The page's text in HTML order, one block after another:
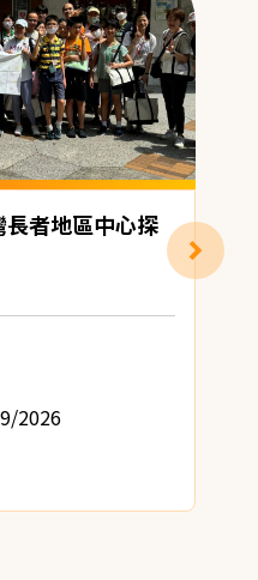
者地區中心探
2026